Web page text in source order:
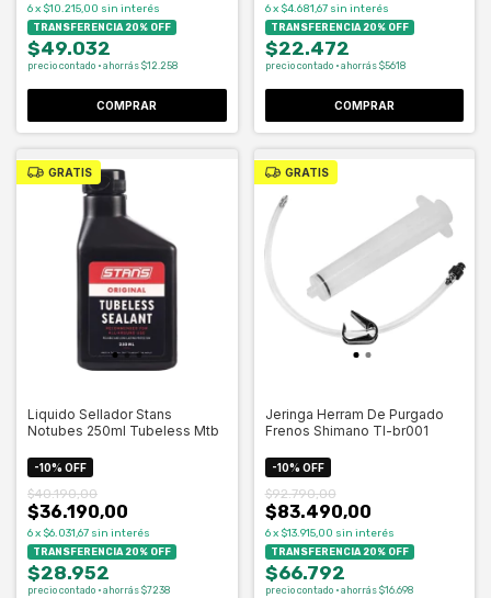
6x $10.215,00 sin interés
TRANSFERENCIA 20% OFF
$49.032
precio contado · ahorrás $12.258
COMPRAR
6 x $4.681,67 sin interés
TRANSFERENCIA 20% OFF
$22.472
precio contado · ahorrás $5618
COMPRAR
GRATIS
Liquido Sellador Stans
Notubes 250ml Tubeless Mtb
-10% OFF
$36.190,00
$40.190,00
6x $6.031,67 sin interés
TRANSFERENCIA 20% OFF
$28.952
precio contado · ahorrás $7238
GRATIS
Jeringa Herram De Purgado
Frenos Shimano Tl-br001
-10% OFF
$83.490,00
$92.790,00
6 x $13.915,00 sin interés
TRANSFERENCIA 20% OFF
$66.792
precio contado · ahorrás $16.698